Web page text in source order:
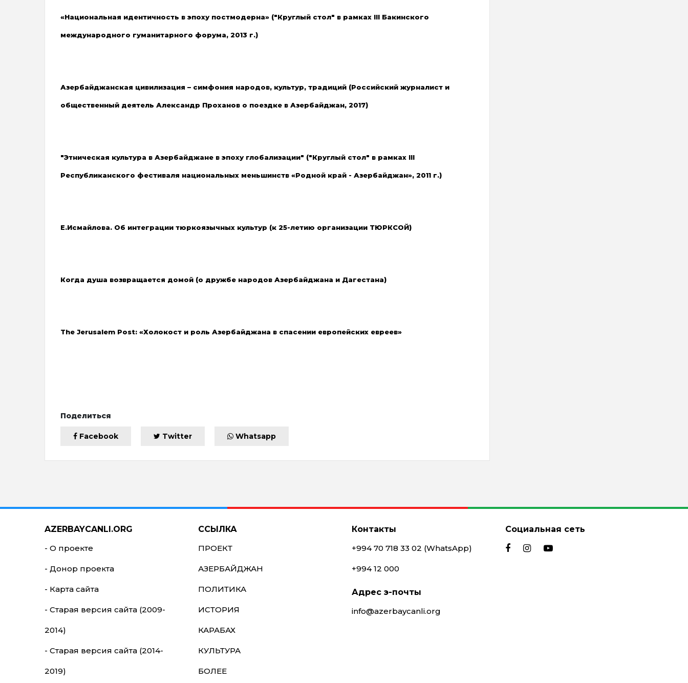
«Национальная идентичность в эпоху постмодерна» ("Круглый стол" в рамках III Бакинского
международного гуманитарного форума, 2013 г.)
Азербайджанская цивилизация – симфония народов, культур, традиций (Российский журналист и
общественный деятель Александр Проханов о поездке в Азербайджан, 2017)
"Этническая культура в Азербайджане в эпоху глобализации" ("Круглый стол" в рамках III
Республиканского фестиваля национальных меньшинств «Родной край - Азербайджан», 2011 г.)
Е.Исмайлова. Об интеграции тюркоязычных культур (к 25-летию организации ТЮРКСОЙ)
Когда душа возвращается домой (о дружбе народов Азербайджана и Дагестана)
The Jerusalem Post: «Холокост и роль Азербайджана в спасении европейских евреев»
Поделиться
Facebook Twitter Whatsapp
AZERBAYCANLI.ORG
- О проекте
- Донор проекта
- Карта сайта
- Старая версия сайта (2009-
2014)
- Старая версия сайта (2014-
2019)
ССЫЛКА
ПРОЕКТ
АЗЕРБАЙДЖАН
ПОЛИТИКА
ИСТОРИЯ
КАРАБАХ
КУЛЬТУРА
БОЛЕЕ
Контакты
+994 70 718 33 02 (WhatsApp)
+994 12 000
Адрес э-почты
info@azerbaycanli.org
Социальная сеть